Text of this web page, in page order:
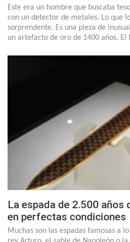
Este era un hombre que buscaba
con un detector de metales. Lo que
sorprendente. Es una pieza de
un artefacto de oro de 1400 años. El
La espada de 2.500 años
en perfectas condiciones
Muchas son las espadas famosas a